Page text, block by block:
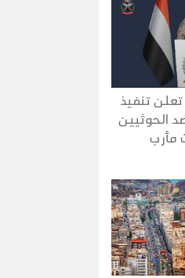
تنفيذ
الحوثيين
مأرب